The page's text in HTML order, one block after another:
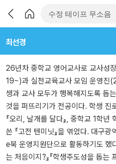
최선경
26년차 중학교 영어교사로 교사성
19~)과 실천교육교사 모임 운영진
생과 교사 모두가 행복해지도록 돕
것을 퍼뜨리기가 전공이다. 학생 진
『오리, 날개를 달다』, 중학교 1학
쓴 『고전 텐미닛』을 엮었다. 대구
e북 운영지원단으로 활동하기도 했
는 처음이지?』『학생주도성을 돕는